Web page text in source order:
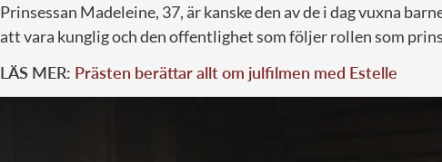
Prinsessan Madeleine, 37, är kanske den av de i dag vuxna
att vara kunglig och den offentlighet som följer rollen som
LÄS MER: Prästen berättar allt om julfilmen med Estelle